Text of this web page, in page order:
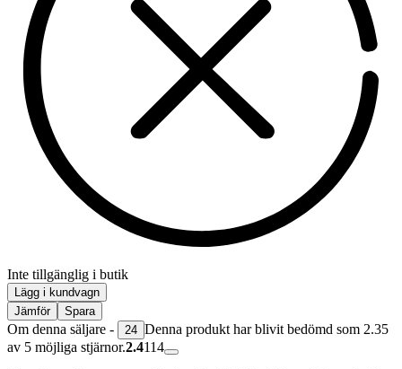
Inte tillgänglig i butik
Lägg i kundvagn
Jämför
Spara
Om denna säljare - 24 Denna produkt har blivit bedömd som 2.35
av 5 möjliga stjärnor.2.4114